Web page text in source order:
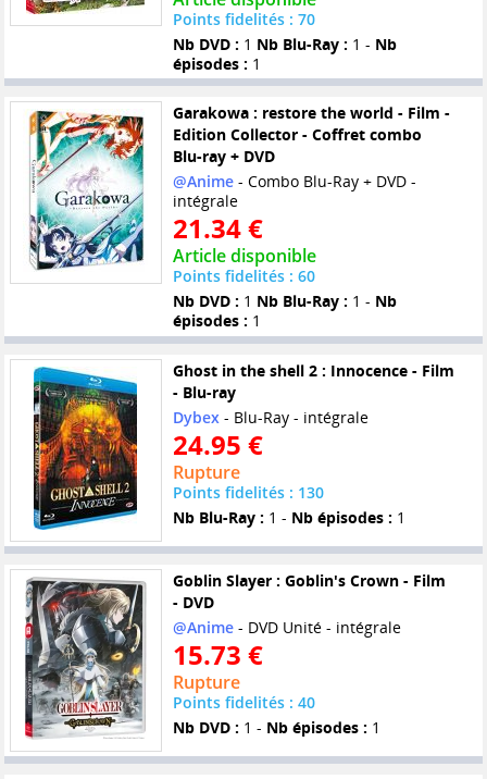
Points fidelités : 70
Nb DVD : 1 Nb Blu-Ray : 1 - Nb
épisodes : 1
Garakowa : restore the world - Film -
Edition Collector - Coffret combo
Blu-ray + DVD
@Anime- Combo Blu-Ray + DVD -
intégrale
21.34 €
Article disponible
Points fidelités : 60
Nb DVD : 1 Nb Blu-Ray : 1 - Nb
épisodes : 1
Ghost in the shell 2 : Innocence - Film
- Blu-ray
Dybex- Blu-Ray - intégrale
24.95 €
Rupture
Points fidelités : 130
Nb Blu-Ray : 1 - Nb épisodes : 1
Goblin Slayer : Goblin's Crown - Film
- DVD
@Anime- DVD Unité - intégrale
15.73 €
Rupture
Points fidelités : 40
Nb DVD : 1 - Nb épisodes : 1